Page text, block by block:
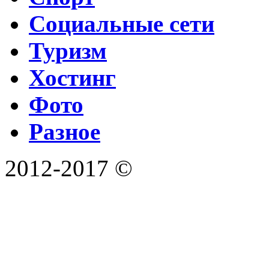
Социальные сети
Туризм
Хостинг
Фото
Разное
2012-2017 ©